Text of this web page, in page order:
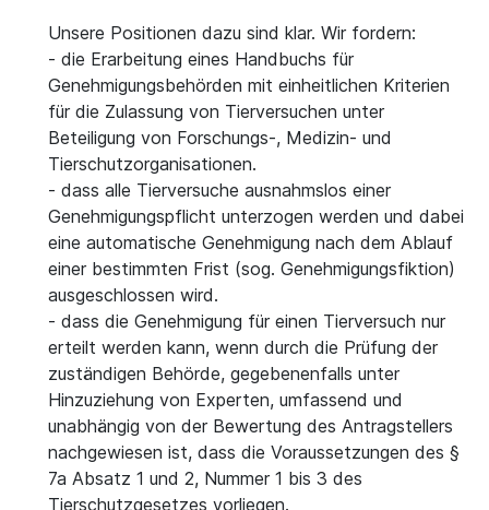
Unsere Positionen dazu sind klar. Wir fordern:
- die Erarbeitung eines Handbuchs für
Genehmigungsbehörden mit einheitlichen Kriterien
für die Zulassung von Tierversuchen unter
Beteiligung von Forschungs-, Medizin- und
Tierschutzorganisationen.
- dass alle Tierversuche ausnahmslos einer
Genehmigungspflicht unterzogen werden und dabei
eine automatische Genehmigung nach dem Ablauf
einer bestimmten Frist (sog. Genehmigungsfiktion)
ausgeschlossen wird.
- dass die Genehmigung für einen Tierversuch nur
erteilt werden kann, wenn durch die Prüfung der
zuständigen Behörde, gegebenenfalls unter
Hinzuziehung von Experten, umfassend und
unabhängig von der Bewertung des Antragstellers
nachgewiesen ist, dass die Voraussetzungen des §
7a Absatz 1 und 2, Nummer 1 bis 3 des
Tierschutzgesetzes vorliegen.